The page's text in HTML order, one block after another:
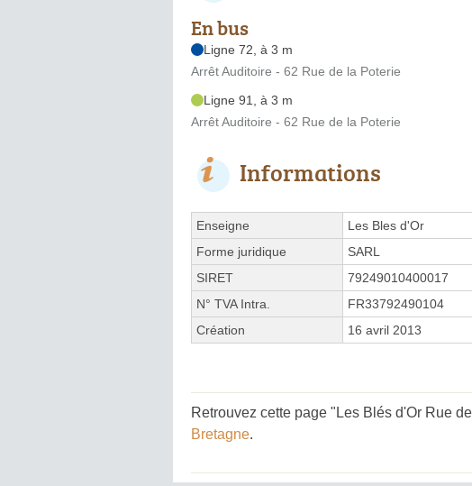
En bus
Ligne 72, à 3 m
Arrêt Auditoire - 62 Rue de la Poterie
Ligne 91, à 3 m
Arrêt Auditoire - 62 Rue de la Poterie
Informations
Enseigne
Les Bles d'Or
Forme juridique
SARL
SIRET
79249010400017
N° TVA Intra.
FR33792490104
Création
16 avril 2013
Retrouvez cette page "Les Blés d'Or Rue
Bretagne.